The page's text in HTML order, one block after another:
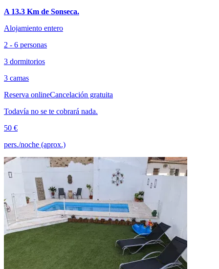
A 13.3 Km de Sonseca.
Alojamiento entero
2 - 6 personas
3 dormitorios
3 camas
Reserva onlineCancelación gratuita
Todavía no se te cobrará nada.
50 €
pers./noche (aprox.)